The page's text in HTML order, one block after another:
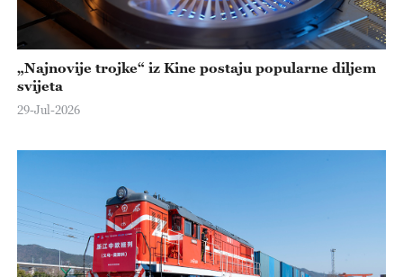
„Najnovije trojke“ iz Kine postaju popularne diljem
svijeta
29-Jul-2026